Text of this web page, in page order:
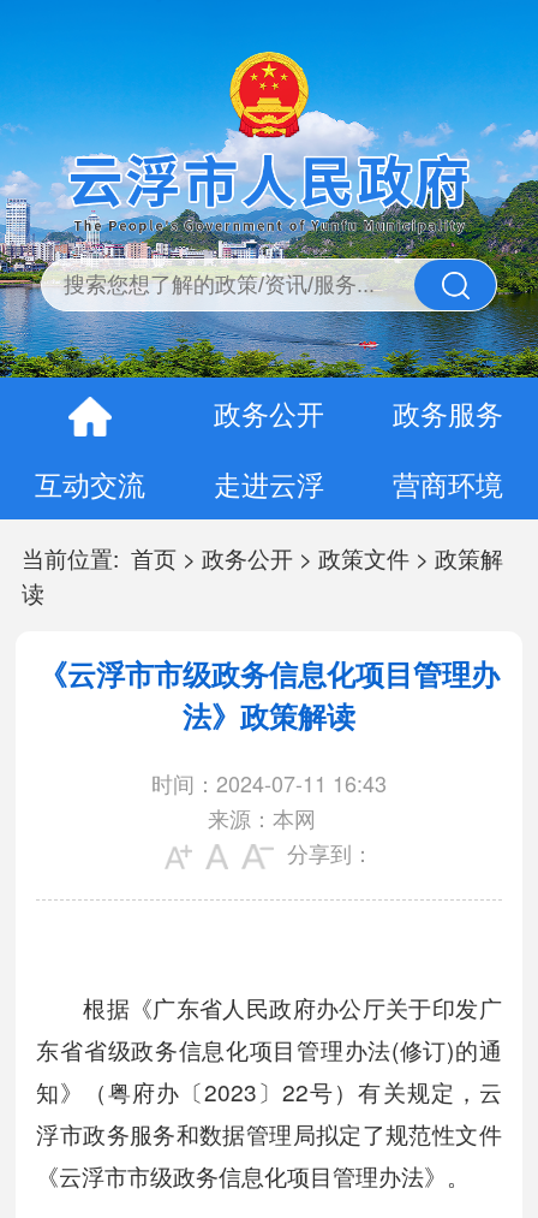
政务公开
政务服务
互动交流
走进云浮 营商环境
当前位置: 首页> 政务公开> 政策文件> 政策解
读
《云浮市市级政务信息化项目管理办
法》政策解读
时间：2024-07-11 16:43
来源：本网
分享到：
根据《广东省人民政府办公厅关于印发广
东省省级政务信息化项目管理办法(修订)的通
知》（粤府办〔2023〕22号）有关规定，云
浮市政务服务和数据管理局拟定了规范性文件
《云浮市市级政务信息化项目管理办法》。